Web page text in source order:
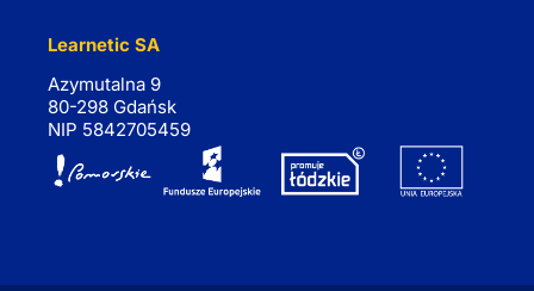
Learnetic SA
Azymutalna 9
80-298 Gdańsk
NIP 5842705459